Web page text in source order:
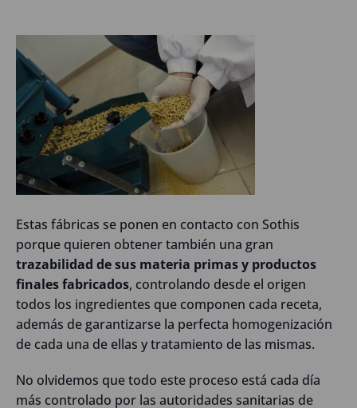
Estas fábricas se ponen en contacto con Sothis
porque quieren obtener también una gran
trazabilidad de sus materia primas y productos
finales fabricados, controlando desde el origen
todos los ingredientes que componen cada receta,
además de garantizarse la perfecta homogenización
de cada una de ellas y tratamiento de las mismas.
No olvidemos que todo este proceso está cada día
más controlado por las autoridades sanitarias de